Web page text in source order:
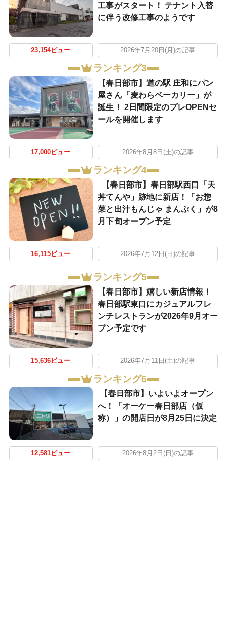
工事がスタート！ テナント入替
に伴う改修工事のようです
23,154ビュー 2026年7月20日(月)の記事
ランキング3
【春日部市】道の駅 庄和にパン
屋さん「麦わらベーカリー」が
誕生！ 2日間限定のプレOPENセ
ールを開催します
17,000ビュー 2026年8月8日(土)の記事
ランキング4
【春日部市】春日部駅西口「天
丼てんや」跡地に新店！「お惣
菜と出汁もんじゃ まんぷく」が8
月下旬オープン予定
16,115ビュー 2026年7月12日(日)の記事
ランキング5
【春日部市】嬉しい新店情報！
春日部駅東口にカジュアルフレ
ンチレストランが2026年9月オー
プン予定です
15,636ビュー 2026年7月11日(土)の記事
ランキング6
【春日部市】いよいよオープン
へ！「オーケー春日部店（仮
称）」の開店日が8月25日に決定
12,581ビュー 2026年8月2日(日)の記事